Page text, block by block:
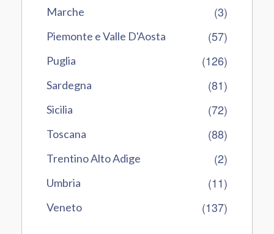
Marche (3)
Piemonte e Valle D'Aosta (57)
Puglia (126)
Sardegna (81)
Sicilia (72)
Toscana (88)
Trentino Alto Adige (2)
Umbria (11)
Veneto (137)